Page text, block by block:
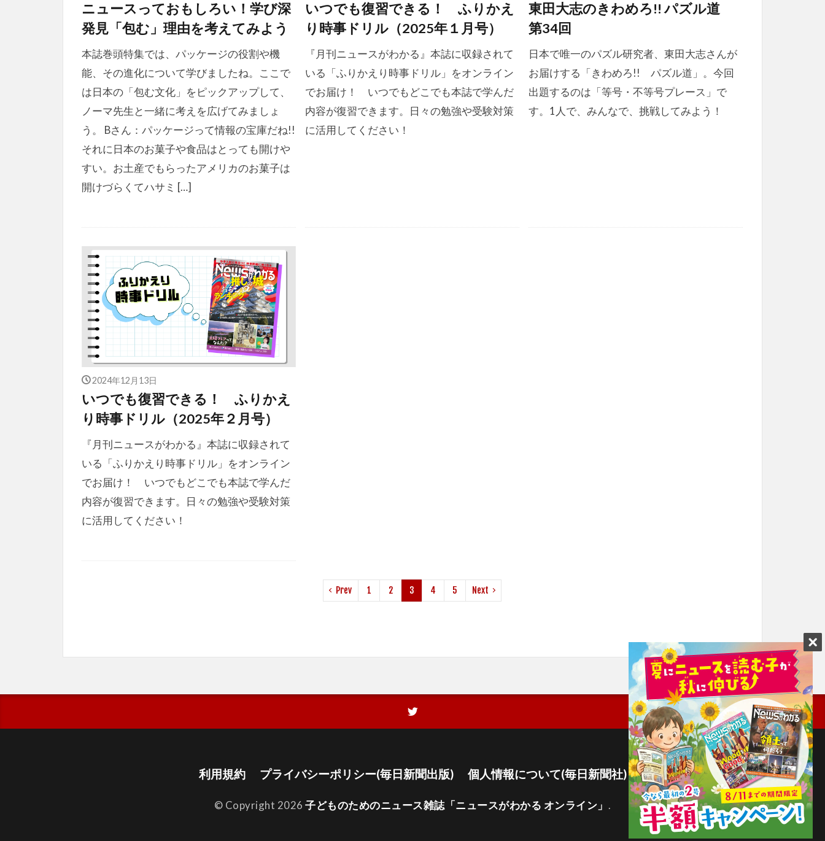
ニュースっておもしろい！学び深
発見「包む」理由を考えてみよう
本誌巻頭特集では、パッケージの役割や機
能、その進化について学びましたね。ここで
は日本の「包む文化」をピックアップして、
ノーマ先生と一緒に考えを広げてみましょ
う。 Bさん：パッケージって情報の宝庫だね!!
それに日本のお菓子や食品はとっても開けや
すい。お土産でもらったアメリカのお菓子は
開けづらくてハサミ […]
いつでも復習できる！ ふりかえ
り時事ドリル（2025年１月号）
『月刊ニュースがわかる』本誌に収録されて
いる「ふりかえり時事ドリル」をオンライン
でお届け！ いつでもどこでも本誌で学んだ
内容が復習できます。日々の勉強や受験対策
に活用してください！
東田大志のきわめろ!! パズル道
第34回
日本で唯一のパズル研究者、東田大志さんが
お届けする「きわめろ!! パズル道」。今回
出題するのは「等号・不等号プレース」で
す。1人で、みんなで、挑戦してみよう！
2024年12月13日
いつでも復習できる！ ふりかえ
り時事ドリル（2025年２月号）
『月刊ニュースがわかる』本誌に収録されて
いる「ふりかえり時事ドリル」をオンライン
でお届け！ いつでもどこでも本誌で学んだ
内容が復習できます。日々の勉強や受験対策
に活用してください！
Prev 1 2 3 4 5 Next
利用規約 プライバシーポリシー(毎日新聞出版) 個人情報について(毎日新聞社)
© Copyright 2026子どものためのニュース雑誌「ニュースがわかる オンライン」 .